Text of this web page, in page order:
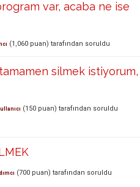
var, acaba ne ise
(1,060 puan) tarafından soruldu
silmek istiyorum,
(150 puan) tarafından soruldu
(700 puan) tarafından soruldu